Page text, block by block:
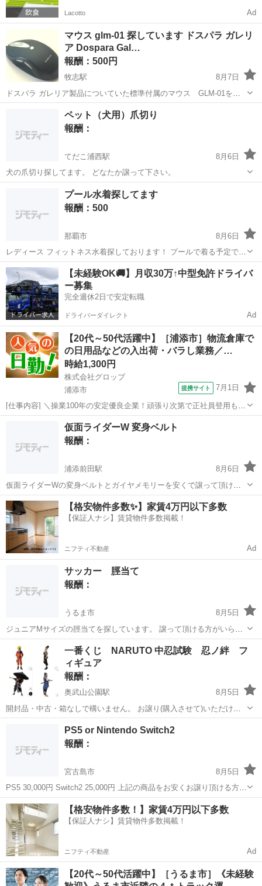
Lacotto Ad
マウス glm-01 探しています ドスパラ ガレリ
ア Dospara Gal…
報酬：500円
牧志駅
8月7日
ドスパラ ガレリア製品についていた標準付属のマウス GLM-01を探
しています。 使っていた同製品が故障しました。 未使用もしくは未使
用に近い状態ので、完動品をお譲り下さい。 あまりに遠い場所だと取
りに行けません。...
牧志駅 買いたい/ください
ペット（犬用）爪切り
報酬：
てだこ浦西駅
8月6日
犬の爪切り探してます。 どなたか譲って下さい。
うるま市 てだこ浦西駅 買いたい/ください
プール水着探してます
報酬：500
那覇市
8月6日
レディース フィットネス水着探しております！ プールで着る予定です
♪ デザインはきにしません。 自宅に眠っている物はありませんか？
沖縄 那覇市 買いたい/ください
【未経験OK🚚】月収30万↑中型免許ドライバ
ー募集
完全週休2日で安定転職
ドライバーダイレクト Ad
【20代～50代活躍中】［浦添市］物流倉庫で
の日用品などの入出荷・バラし業務／…
時給1,300円
株式会社グロップ
浦添市
提携サイト 7月1日
[仕事内容] ＼操業100年の安定優良企業！頑張り次第で正社員登用もあ
り／ ────────────────────────── 社員同士の仲が良く、風
通しの良い社風が自慢で、 「人間関係でのストレスが少ない」との声
も多数...
工場
仮面ライダーW 変身ベルト
報酬：
浦添前田駅
8月6日
仮面ライダーWの変身ベルトとガイヤメモリーを安くで譲って頂ける
方がいましたらご連絡お待ちしております。
沖縄 浦添市 浦添前田駅 買いたい/ください
【格安物件多数✨】家賃4万円以下多数
【保証人ナシ】賃貸物件多数掲載！
ニフティ不動産 Ad
サッカー 脛当て
報酬：
うるま市
8月5日
ジュニアMサイズの脛当てを探しています。 譲って頂ける方がいらっ
しゃったら助かります🥹🙏 よろしくお願い致します🙇‍♀️✨
沖縄 うるま市 買いたい/ください
一番くじ NARUTO 中忍試験 忍ノ絆 フ
ィギュア
報酬：
奥武山公園駅
8月5日
開封品・中古・箱なしで構いません。 お譲り(購入させて)いただける
方を探しています🙇‍♀️ 【中忍試験】 ・ナルト ・シカマル ・我愛羅
【忍ノ絆】 ・サスケ 過去の一番くじで自引きできなかった物は、コツ
コツとフリマサイト...
PS5 or Nintendo Switch2
報酬：
宮古島市
8月5日
PS5 30,000円 Switch2 25,000円 上記の商品をお安くお譲り頂ける方、
探してます。 どうかよろしくお願いします。
沖縄 宮古島市 買いたい/ください
【格安物件多数！】家賃4万円以下多数
【保証人ナシ】賃貸物件多数掲載！
ニフティ不動産 Ad
【20代～50代活躍中】［うるま市］《未経験